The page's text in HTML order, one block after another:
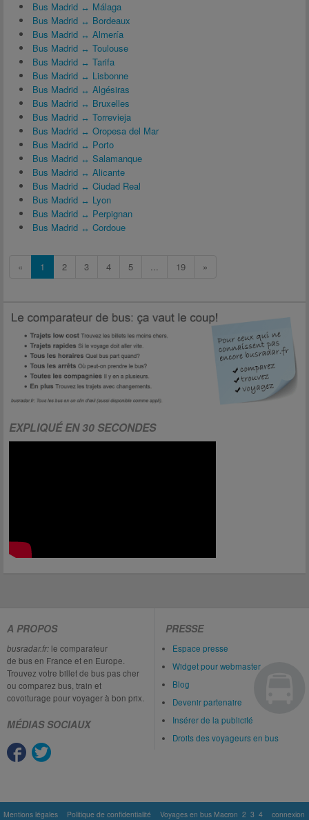
Bus Madrid ↔ Málaga
Bus Madrid ↔ Bordeaux
Bus Madrid ↔ Almería
Bus Madrid ↔ Toulouse
Bus Madrid ↔ Tarifa
Bus Madrid ↔ Lisbonne
Bus Madrid ↔ Algésiras
Bus Madrid ↔ Bruxelles
Bus Madrid ↔ Torrevieja
Bus Madrid ↔ Oropesa del Mar
Bus Madrid ↔ Porto
Bus Madrid ↔ Salamanque
Bus Madrid ↔ Alicante
Bus Madrid ↔ Ciudad Real
Bus Madrid ↔ Lyon
Bus Madrid ↔ Perpignan
Bus Madrid ↔ Cordoue
« 1 2 3 4 5 ... 19 »
EXPLIQUÉ EN 30 SECONDES
A PROPOS
busradar.fr: le comparateur
de bus en France et en Europe.
Trouvez votre billet de bus pas cher
ou comparez bus, train et
covoiturage pour voyager à bon prix.
MÉDIAS SOCIAUX
PRESSE
Espace presse
Widget pour webmaster
Blog
Devenir partenaire
Insérer de la publicité
Droits des voyageurs en bus
Mentions légales Politique de confidentialité Voyages en bus Macron 2 3 4
connexion